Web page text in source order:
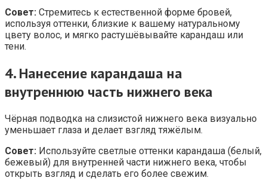
Совет: Стремитесь к естественной форме бровей,
используя оттенки, близкие к вашему натуральному
цвету волос, и мягко растушёвывайте карандаш или
тени.
4.Нанесение карандаша на
внутреннюю часть нижнего века
Чёрная подводка на слизистой нижнего века визуально
уменьшает глаза и делает взгляд тяжёлым.
Совет: Используйте светлые оттенки карандаша (белый,
бежевый) для внутренней части нижнего века, чтобы
открыть взгляд и сделать его более свежим.